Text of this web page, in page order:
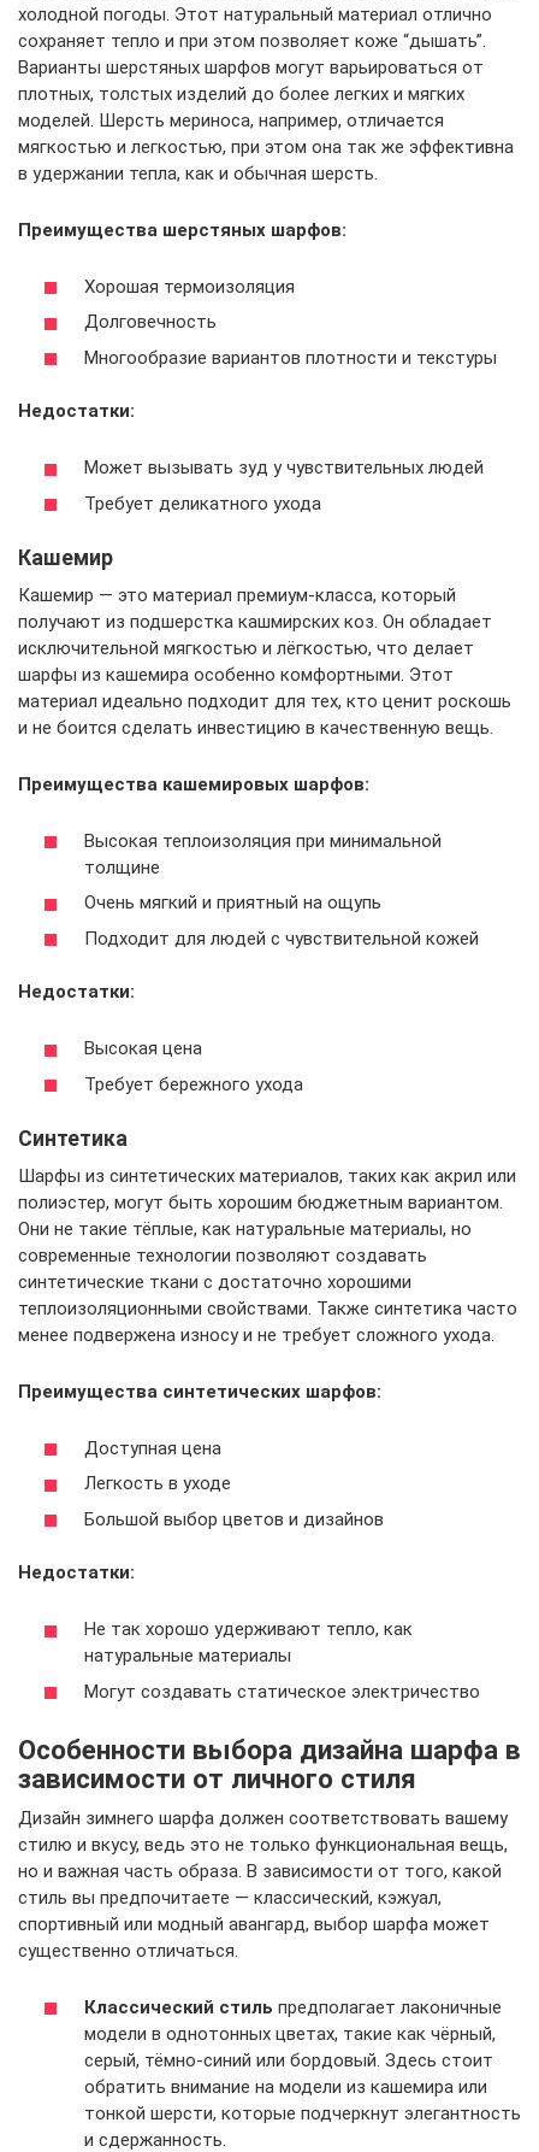
холодной погоды. Этот натуральный материал отлично
сохраняет тепло и при этом позволяет коже “дышать”.
Варианты шерстяных шарфов могут варьироваться от
плотных, толстых изделий до более легких и мягких
моделей. Шерсть мериноса, например, отличается
мягкостью и легкостью, при этом она так же эффективна
в удержании тепла, как и обычная шерсть.
Преимущества шерстяных шарфов:
Хорошая термоизоляция
Долговечность
Многообразие вариантов плотности и текстуры
Недостатки:
Может вызывать зуд у чувствительных людей
Требует деликатного ухода
Кашемир
Кашемир — это материал премиум-класса, который
получают из подшерстка кашмирских коз. Он обладает
исключительной мягкостью и лёгкостью, что делает
шарфы из кашемира особенно комфортными. Этот
материал идеально подходит для тех, кто ценит роскошь
и не боится сделать инвестицию в качественную вещь.
Преимущества кашемировых шарфов:
Высокая теплоизоляция при минимальной
толщине
Очень мягкий и приятный на ощупь
Подходит для людей с чувствительной кожей
Недостатки:
Высокая цена
Требует бережного ухода
Синтетика
Шарфы из синтетических материалов, таких как акрил или
полиэстер, могут быть хорошим бюджетным вариантом.
Они не такие тёплые, как натуральные материалы, но
современные технологии позволяют создавать
синтетические ткани с достаточно хорошими
теплоизоляционными свойствами. Также синтетика часто
менее подвержена износу и не требует сложного ухода.
Преимущества синтетических шарфов:
Доступная цена
Легкость в уходе
Большой выбор цветов и дизайнов
Недостатки:
Не так хорошо удерживают тепло, как
натуральные материалы
Могут создавать статическое электричество
Особенности выбора дизайна шарфа в
зависимости от личного стиля
Дизайн зимнего шарфа должен соответствовать вашему
стилю и вкусу, ведь это не только функциональная вещь,
но и важная часть образа. В зависимости от того, какой
стиль вы предпочитаете — классический, кэжуал,
спортивный или модный авангард, выбор шарфа может
существенно отличаться.
Классический стиль предполагает лаконичные
модели в однотонных цветах, такие как чёрный,
серый, тёмно-синий или бордовый. Здесь стоит
обратить внимание на модели из кашемира или
тонкой шерсти, которые подчеркнут элегантность
и сдержанность.